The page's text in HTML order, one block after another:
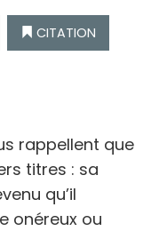
CITATION
rappellent que
titres : sa
qu’il
onéreux ou